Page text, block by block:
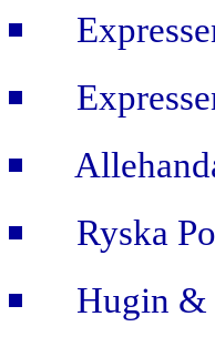
Ryska
Hugin &